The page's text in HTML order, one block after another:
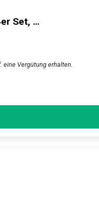
Set, …
eine Vergütung erhalten.